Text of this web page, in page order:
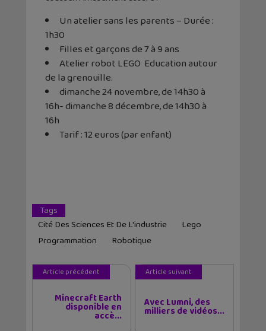
Un atelier sans les parents – Durée :
1h30
Filles et garçons de 7 à 9 ans
Atelier robot LEGO Education autour
de la grenouille.
dimanche 24 novembre, de 14h30 à
16h- dimanche 8 décembre, de 14h30 à
16h
Tarif : 12 euros (par enfant)
Tags
Cité Des Sciences Et De L'industrie
Lego
Programmation
Robotique
Article précédent
Minecraft Earth
disponible en
accè...
Article suivant
Avec Lumni, des
milliers de vidéos...